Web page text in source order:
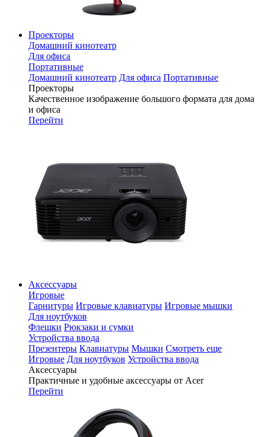
Проекторы
Домашний кинотеатр
Для офиса
Портативные
Домашний кинотеатр Для офиса Портативные
Проекторы
Качественное изображение большого формата для дома
и офиса
Перейти
Аксессуары
Игровые
Гарнитуры Игровые клавиатуры Игровые мышки
Для ноутбуков
Флешки Рюкзаки и сумки
Устройства ввода
Презентеры Клавиатуры Мышки Смотреть еще
Игровые Для ноутбуков Устройства ввода
Аксессуары
Практичные и удобные аксессуары от Acer
Перейти